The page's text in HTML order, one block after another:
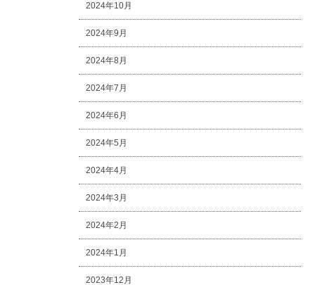
2024年10月
2024年9月
2024年8月
2024年7月
2024年6月
2024年5月
2024年4月
2024年3月
2024年2月
2024年1月
2023年12月